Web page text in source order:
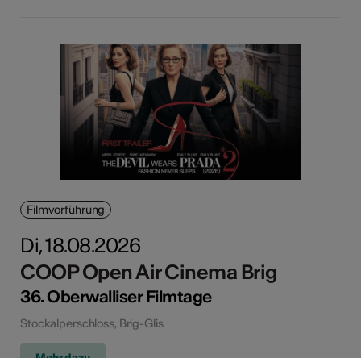
Filmvorführung
Di, 18.08.2026
COOP Open Air Cinema Brig
36. Oberwalliser Filmtage
Stockalperschloss, Brig-Glis